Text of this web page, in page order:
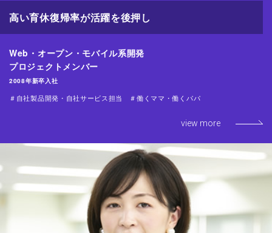
高い育休復帰率が活躍を後押し
Web・オープン・モバイル系開発
プロジェクトメンバー
2008年新卒入社
＃自社製品開発・自社サービス担当 ＃働くママ・働くパパ
view more